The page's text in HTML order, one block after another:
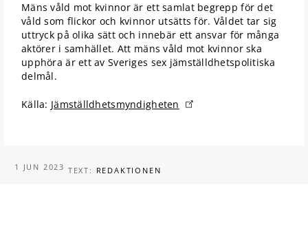
Mäns våld mot kvinnor är ett samlat begrepp för det
våld som flickor och kvinnor utsätts för. Våldet tar sig
uttryck på olika sätt och innebär ett ansvar för många
aktörer i samhället. Att mäns våld mot kvinnor ska
upphöra är ett av Sveriges sex jämställdhetspolitiska
delmål.
Källa: Jämställdhetsmyndigheten
1 JUN 2023 TEXT: REDAKTIONEN